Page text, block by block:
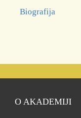
Biografija
O AKADEMIJI